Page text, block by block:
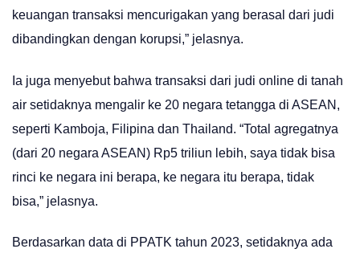
keuangan transaksi mencurigakan yang berasal dari judi
dibandingkan dengan korupsi,” jelasnya.
Ia juga menyebut bahwa transaksi dari judi online di tanah
air setidaknya mengalir ke 20 negara tetangga di ASEAN,
seperti Kamboja, Filipina dan Thailand. “Total agregatnya
(dari 20 negara ASEAN) Rp5 triliun lebih, saya tidak bisa
rinci ke negara ini berapa, ke negara itu berapa, tidak
bisa,” jelasnya.
Berdasarkan data di PPATK tahun 2023, setidaknya ada